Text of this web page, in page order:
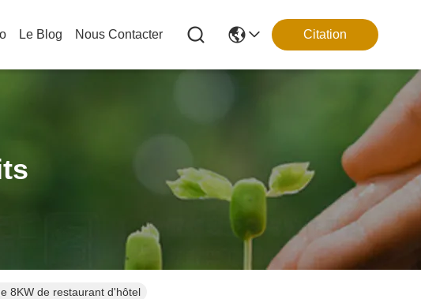
Le Blog Nous Contacter Citation
8KW de restaurant d'hôtel